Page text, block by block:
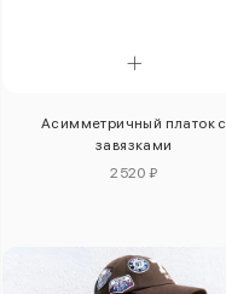
Асимметричный платок с
завязками
2520 ₽